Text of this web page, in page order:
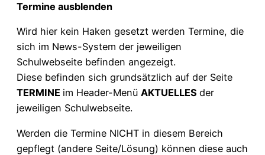
Termine ausblenden
Wird hier kein Haken gesetzt werden Termine, die
sich im News-System der jeweiligen
Schulwebseite befinden angezeigt.
Diese befinden sich grundsätzlich auf der Seite
TERMINE im Header-Menü AKTUELLES der
jeweiligen Schulwebseite.
Werden die Termine NICHT in diesem Bereich
gepflegt (andere Seite/Lösung) können diese auch